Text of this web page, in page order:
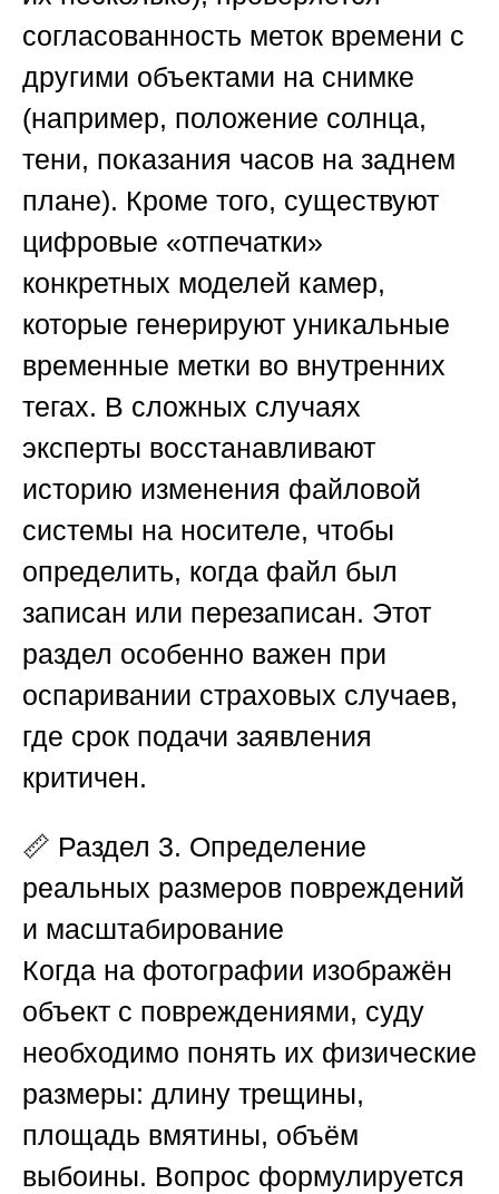
согласованность меток времени с
другими объектами на снимке
(например, положение солнца,
тени, показания часов на заднем
плане). Кроме того, существуют
цифровые «отпечатки»
конкретных моделей камер,
которые генерируют уникальные
временные метки во внутренних
тегах. В сложных случаях
эксперты восстанавливают
историю изменения файловой
системы на носителе, чтобы
определить, когда файл был
записан или перезаписан. Этот
раздел особенно важен при
оспаривании страховых случаев,
где срок подачи заявления
критичен.
📏 Раздел 3. Определение
реальных размеров повреждений
и масштабирование
Когда на фотографии изображён
объект с повреждениями, суду
необходимо понять их физические
размеры: длину трещины,
площадь вмятины, объём
выбоины. Вопрос формулируется